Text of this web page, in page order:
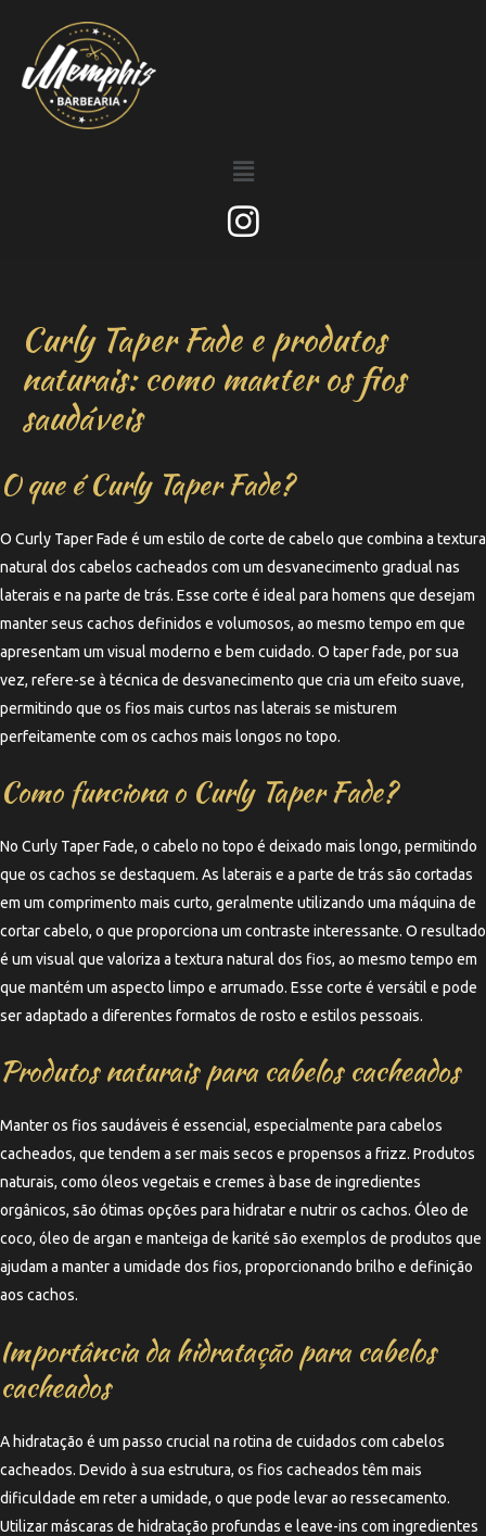
Curly Taper Fade e produtos
naturais: como manter os fios
saudáveis
O que é Curly Taper Fade?
O Curly Taper Fade é um estilo de corte de cabelo que combina a textura
natural dos cabelos cacheados com um desvanecimento gradual nas
laterais e na parte de trás. Esse corte é ideal para homens que desejam
manter seus cachos definidos e volumosos, ao mesmo tempo em que
apresentam um visual moderno e bem cuidado. O taper fade, por sua
vez, refere-se à técnica de desvanecimento que cria um efeito suave,
permitindo que os fios mais curtos nas laterais se misturem
perfeitamente com os cachos mais longos no topo.
Como funciona o Curly Taper Fade?
No Curly Taper Fade, o cabelo no topo é deixado mais longo, permitindo
que os cachos se destaquem. As laterais e a parte de trás são cortadas
em um comprimento mais curto, geralmente utilizando uma máquina de
cortar cabelo, o que proporciona um contraste interessante. O resultado
é um visual que valoriza a textura natural dos fios, ao mesmo tempo em
que mantém um aspecto limpo e arrumado. Esse corte é versátil e pode
ser adaptado a diferentes formatos de rosto e estilos pessoais.
Produtos naturais para cabelos cacheados
Manter os fios saudáveis é essencial, especialmente para cabelos
cacheados, que tendem a ser mais secos e propensos a frizz. Produtos
naturais, como óleos vegetais e cremes à base de ingredientes
orgânicos, são ótimas opções para hidratar e nutrir os cachos. Óleo de
coco, óleo de argan e manteiga de karité são exemplos de produtos que
ajudam a manter a umidade dos fios, proporcionando brilho e definição
aos cachos.
Importância da hidratação para cabelos
cacheados
A hidratação é um passo crucial na rotina de cuidados com cabelos
cacheados. Devido à sua estrutura, os fios cacheados têm mais
dificuldade em reter a umidade, o que pode levar ao ressecamento.
Utilizar máscaras de hidratação profundas e leave-ins com ingredientes